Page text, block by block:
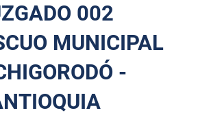
002
MUNICIPAL
-